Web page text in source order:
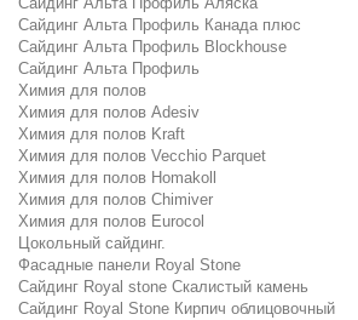
Сайдинг Альта Профиль Канада плюс
Сайдинг Альта Профиль Blockhouse
Сайдинг Альта Профиль
Химия для полов
Химия для полов Adesiv
Химия для полов Kraft
Химия для полов Vecchio Parquet
Химия для полов Homakoll
Химия для полов Chimiver
Химия для полов Eurocol
Цокольный сайдинг.
Фасадные панели Royal Stone
Сайдинг Royal stone Скалистый камень
Сайдинг Royal Stone Кирпич облицовочный